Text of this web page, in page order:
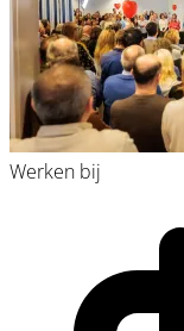
Werken bij